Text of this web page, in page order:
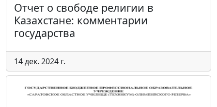
Отчет о свободе религии в
Казахстане: комментарии
государства
14 дек. 2024 г.